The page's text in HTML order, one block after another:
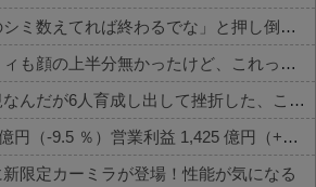
夫さん、妻に「天井のシミ数えてれば終わるでな」と押し倒されて性行為 → 凄いことになるｗｗｗｗｗ
【まどマギ】ほむリリィも顔の上半分無かったけど、これって何かの伏線だったりするのかな…
グラブルリリンク新規なんだが6人育成し出して挫折した、これ全キャラ育成するのにどんだけかかるの？
任天堂‥売上高5,178 億円（-9.5 ％）営業利益 1,425 億円（+150.5 %）
新限定カーミラが登場！性能が気になる